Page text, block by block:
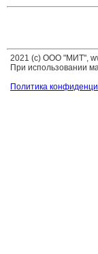
2021 (c) ООО "МИТ",
При использовании
Политика